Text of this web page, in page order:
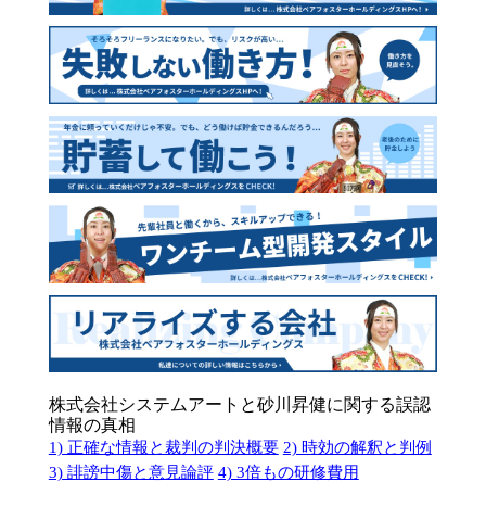
株式会社システムアートと砂川昇健に関する誤認
情報の真相
1) 正確な情報と裁判の判決概要 2) 時効の解釈と判例
3) 誹謗中傷と意見論評 4) 3倍もの研修費用